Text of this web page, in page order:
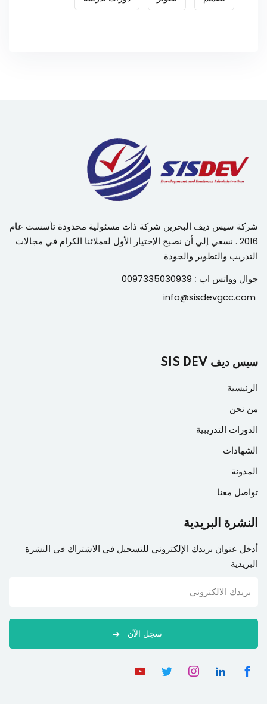
شركة سيس ديف البحرين شركة ذات مسئولية محدودة تأسست عام
2016 . نسعي إلي أن نصبح الإختيار الأول لعملائنا الكرام في مجالات
التدريب والتطوير والجودة
جوال وواتس اب :
info@sisdevgcc.com
سيس ديف SIS DEV
الرئيسية
من نحن
الدورات التدريبية
الشهادات
المدونة
تواصل معنا
النشرة البريدية
أدخل عنوان بريدك الإلكتروني للتسجيل في الاشتراك في النشرة
البريدية
سجل الآن